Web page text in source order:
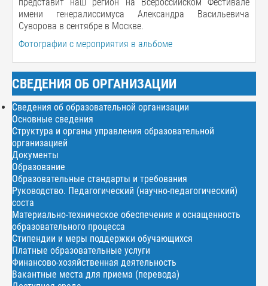
имени генералиссимуса Александра Васильевича
Суворова в сентябре в Москве.
Фотографии с мероприятия в альбоме
СВЕДЕНИЯ ОБ ОРГАНИЗАЦИИ
Сведения об образовательной организации
Основные сведения
Структура и органы управления образовательной
организацией
Документы
Образование
Образовательные стандарты и требования
Руководство. Педагогический (научно-педагогический)
соста
Материально-техническое обеспечение и оснащенность
образовательного процесса
Стипендии и меры поддержки обучающихся
Платные образовательные услуги
Финансово-хозяйственная деятельность
Вакантные места для приема (перевода)